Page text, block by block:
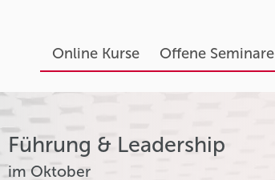
Online Kurse Offene Seminare
Führung & Leadership
im Oktober